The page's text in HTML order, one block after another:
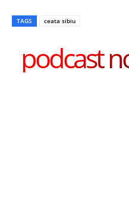
TAGS ceata sibiu
podcast